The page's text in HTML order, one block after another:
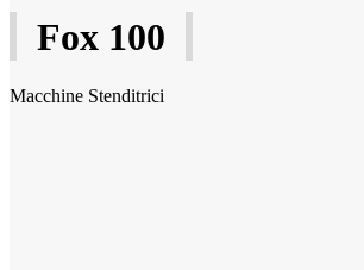
Fox 100
Macchine Stenditrici